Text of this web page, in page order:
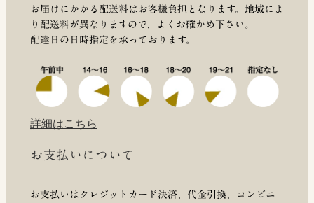
お届けにかかる配送料はお客様負担となります。地域によ
り配送料が異なりますので、よくお確かめ下さい。
配達日の日時指定を承っております。
詳細はこちら
お支払いについて
お支払いはクレジットカード決済、代金引換、コンビニ